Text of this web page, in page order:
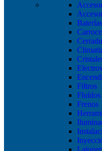
Baterías
Filtros
Frenos